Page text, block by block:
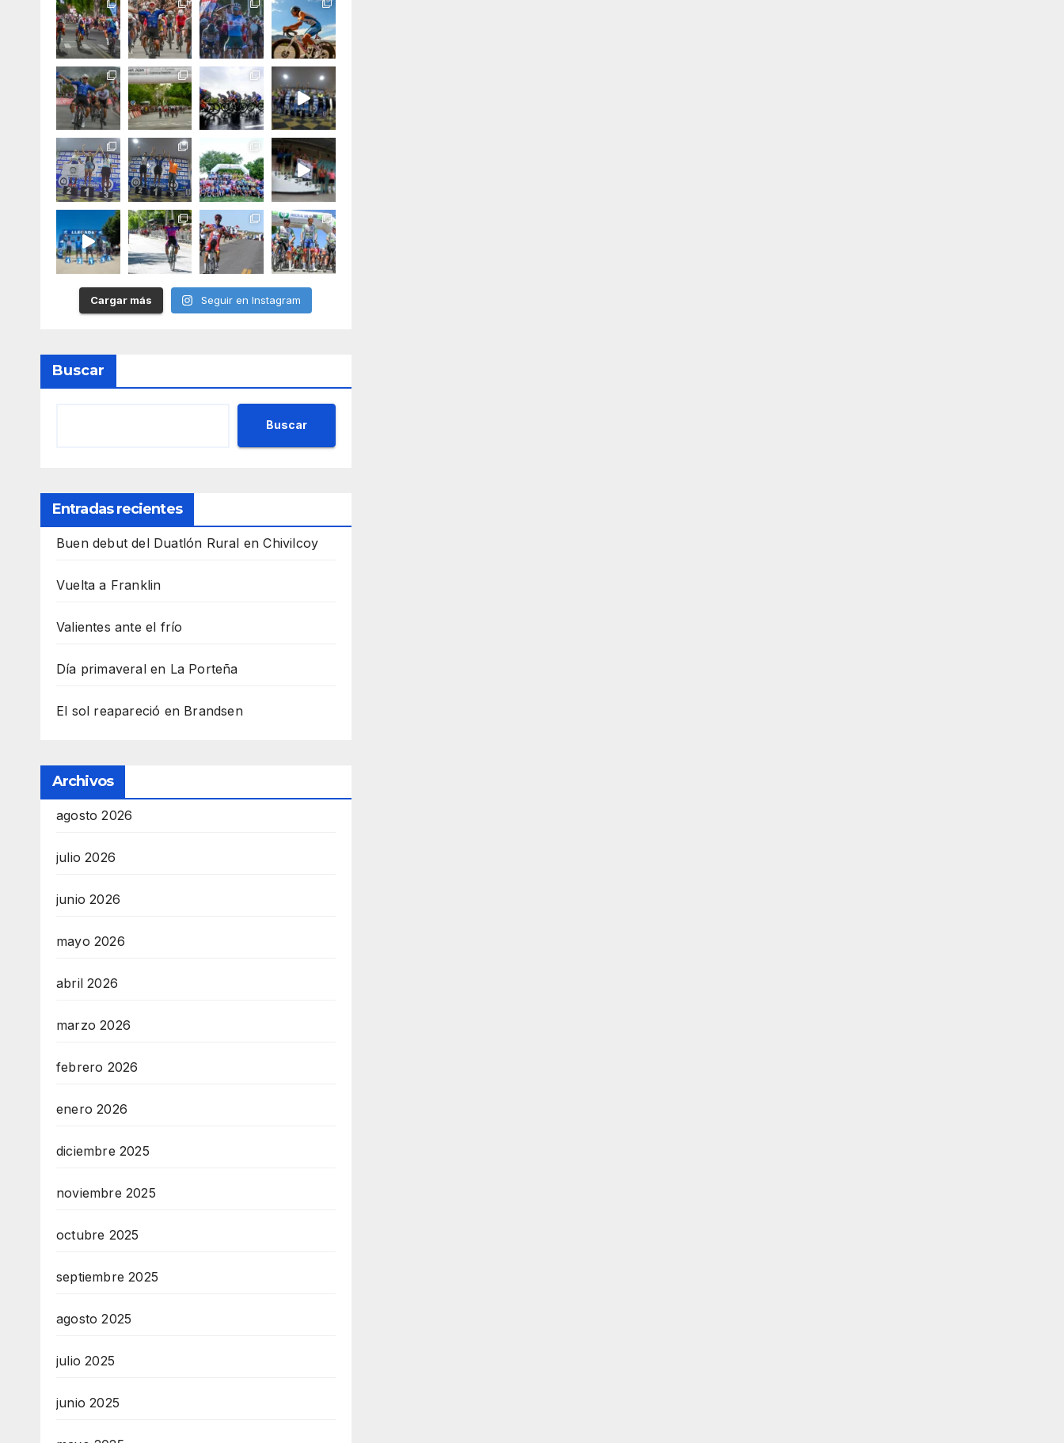
Cargar más Seguir en Instagram
Buscar
Buscar
Entradas recientes
Buen debut del Duatlón Rural en Chivilcoy
Vuelta a Franklin
Valientes ante el frío
Día primaveral en La Porteña
El sol reapareció en Brandsen
Archivos
agosto 2026
julio 2026
junio 2026
mayo 2026
abril 2026
marzo 2026
febrero 2026
enero 2026
diciembre 2025
noviembre 2025
octubre 2025
septiembre 2025
agosto 2025
julio 2025
junio 2025